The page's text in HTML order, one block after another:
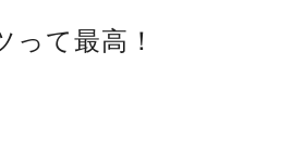
って最高！